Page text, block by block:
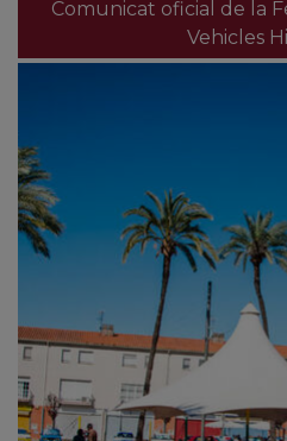
Comunicat oficial de la
Vehicles